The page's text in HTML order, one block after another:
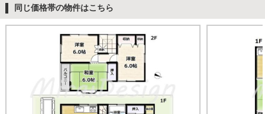
同じ価格帯の物件はこちら